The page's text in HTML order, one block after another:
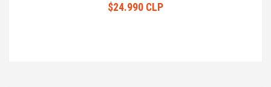
$24.990 CLP